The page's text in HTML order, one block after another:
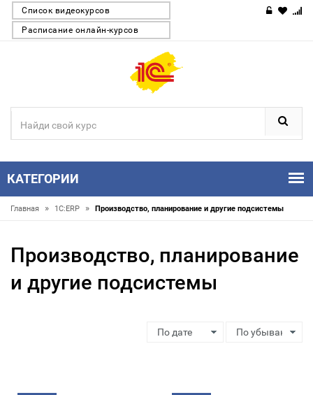
Список видеокурсов
Расписание онлайн-курсов
КАТЕГОРИИ
Главная » 1С:ERP » Производство, планирование и другие подсистемы
Производство, планирование
и другие подсистемы